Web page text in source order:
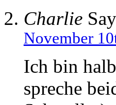
Charlie
November
Ich bin
spreche